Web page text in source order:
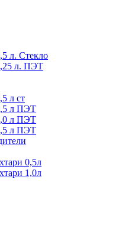
л. Стекло
л. ПЭТ
л ст
л ПЭТ
л ПЭТ
л ПЭТ
0,5л
1,0л